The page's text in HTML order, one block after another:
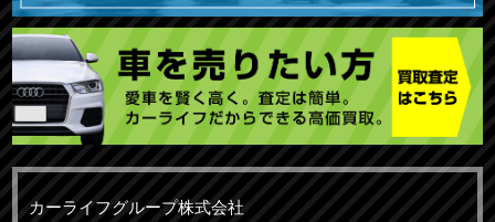
カーライフグループ株式会社